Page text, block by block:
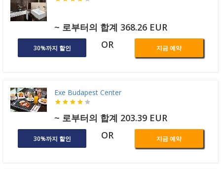
~ 로부터의 합계 368.26 EUR
30%까지 할인 OR 지금 예약
Exe Budapest Center
~ 로부터의 합계 203.39 EUR
30%까지 할인 OR 지금 예약